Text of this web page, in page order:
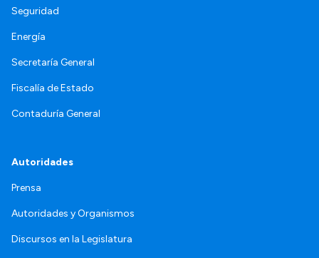
Seguridad
Energía
Secretaría General
Fiscalía de Estado
Contaduría General
Autoridades
Prensa
Autoridades y Organismos
Discursos en la Legislatura